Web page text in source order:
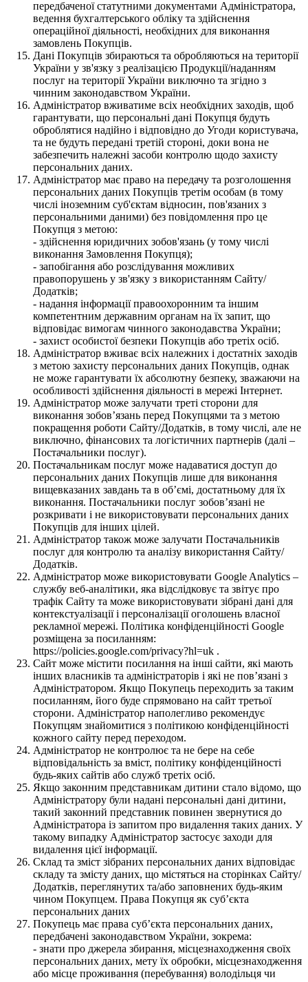
передбаченої статутними документами Адміністратора,
ведення бухгалтерського обліку та здійснення
операційної діяльності, необхідних для виконання
замовлень Покупців.
Дані Покупців збираються та обробляються на території
України у зв'язку з реалізацією Продукції/наданням
послуг на території України виключно та згідно з
чинним законодавством України.
Адміністратор вживатиме всіх необхідних заходів, щоб
гарантувати, що персональні дані Покупця будуть
оброблятися надійно і відповідно до Угоди користувача,
та не будуть передані третій стороні, доки вона не
забезпечить належні засоби контролю щодо захисту
персональних даних.
Адміністратор має право на передачу та розголошення
персональних даних Покупців третім особам (в тому
числі іноземним суб'єктам відносин, пов'язаних з
персональними даними) без повідомлення про це
Покупця з метою:
- здійснення юридичних зобов'язань (у тому числі
виконання Замовлення Покупця);
- запобігання або розслідування можливих
правопорушень у зв'язку з використанням Сайту/
Додатків;
- надання інформації правоохоронним та іншим
компетентним державним органам на їх запит, що
відповідає вимогам чинного законодавства України;
- захист особистої безпеки Покупців або третіх осіб.
Адміністратор вживає всіх належних і достатніх заходів
з метою захисту персональних даних Покупців, однак
не може гарантувати їх абсолютну безпеку, зважаючи на
особливості здійснення діяльності в мережі Інтернет.
Адміністратор може залучати треті сторони для
виконання зобов’язань перед Покупцями та з метою
покращення роботи Сайту/Додатків, в тому числі, але не
виключно, фінансових та логістичних партнерів (далі –
Постачальники послуг).
Постачальникам послуг може надаватися доступ до
персональних даних Покупців лише для виконання
вищевказаних завдань та в об’ємі, достатньому для їх
виконання. Постачальники послуг зобов’язані не
розкривати і не використовувати персональних даних
Покупців для інших цілей.
Адміністратор також може залучати Постачальників
послуг для контролю та аналізу використання Сайту/
Додатків.
Адміністратор може використовувати Google Analytics –
службу веб-аналітики, яка відслідковує та звітує про
трафік Сайту та може використовувати зібрані дані для
контекстуалізації і персоналізації оголошень власної
рекламної мережі. Політика конфіденційності Google
розміщена за посиланням:
https://policies.google.com/privacy?hl=uk .
Сайт може містити посилання на інші сайти, які мають
інших власників та адміністраторів і які не пов’язані з
Адміністратором. Якщо Покупець переходить за таким
посиланням, його буде спрямовано на сайт третьої
сторони. Адміністратор наполегливо рекомендує
Покупцям знайомитися з політикою конфіденційності
кожного сайту перед переходом.
Адміністратор не контролює та не бере на себе
відповідальність за вміст, політику конфіденційності
будь-яких сайтів або служб третіх осіб.
Якщо законним представникам дитини стало відомо, що
Адміністратору були надані персональні дані дитини,
такий законний представник повинен звернутися до
Адміністратора із запитом про видалення таких даних. У
такому випадку Адміністратор застосує заходи для
видалення цієї інформації.
Склад та зміст зібраних персональних даних відповідає
складу та змісту даних, що містяться на сторінках Сайту/
Додатків, переглянутих та/або заповнених будь-яким
чином Покупцем. Права Покупця як суб’єкта
персональних даних
Покупець має права суб’єкта персональних даних,
передбачені законодавством України, зокрема:
- знати про джерела збирання, місцезнаходження своїх
персональних даних, мету їх обробки, місцезнаходження
або місце проживання (перебування) володільця чи